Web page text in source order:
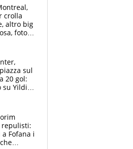
crolla
altro big
foto
sul
20 gol:
su Yildiz
Fofana i